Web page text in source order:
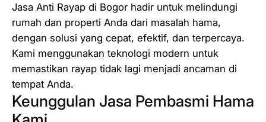
Jasa Anti Rayap di Bogor hadir untuk melindungi
rumah dan properti Anda dari masalah hama,
dengan solusi yang cepat, efektif, dan terpercaya.
Kami menggunakan teknologi modern untuk
memastikan rayap tidak lagi menjadi ancaman di
tempat Anda.
Keunggulan Jasa Pembasmi Hama